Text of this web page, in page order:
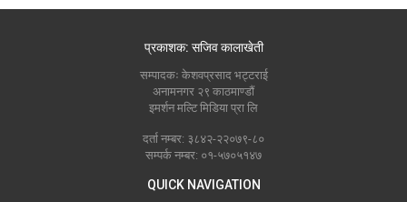
प्रकाशक: सजिव कालाखेती
सम्पादकः केशवप्रसाद भट्टराई
अनामनगर २९ काठमाण्डौं
इमर्शन मल्टि मिडिया प्रा लि
दर्ता नम्बर: ३८४२-२२०७९-८०
सम्पर्क नम्बर: ०१-५७०५१४७
QUICK NAVIGATION